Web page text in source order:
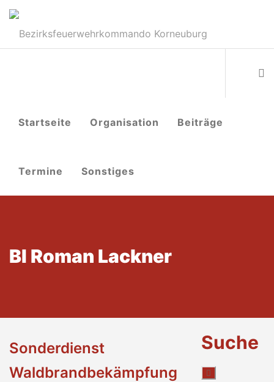
Startseite Organisation Beiträge
Termine Sonstiges
BI Roman Lackner
Sonderdienst
Waldbrandbekämpfung
Suche